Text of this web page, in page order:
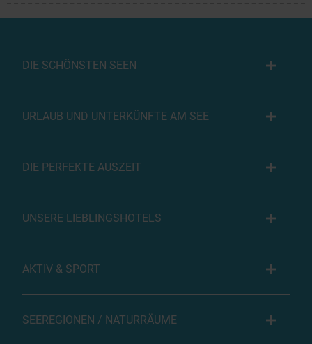
DIE SCHÖNSTEN SEEN
URLAUB UND UNTERKÜNFTE AM SEE
DIE PERFEKTE AUSZEIT
UNSERE LIEBLINGSHOTELS
AKTIV & SPORT
SEEREGIONEN / NATURRÄUME